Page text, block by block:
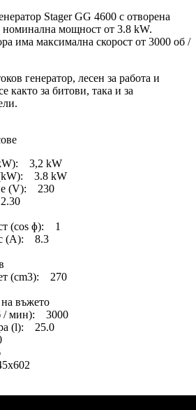
Stager GG 4600 с отворена
мощност от 3.8 kW.
има максимална скорост от 3000 об /
генератор, лесен за работа и
както за битови, така и за
3,2 kW
3.8 kW
(V): 230
(cos ɸ): 1
(A): 8.3
(cm3): 270
въжето
/ мин): 3000
(l): 25.0